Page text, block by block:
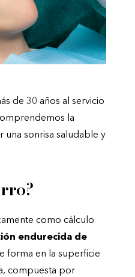
de 30 años al servicio
la
una sonrisa saludable y
como cálculo
endurecida de
forma en la superficie
compuesta por